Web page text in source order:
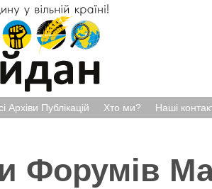
Архіви Публікацій Хто ми? Наші
Форумів